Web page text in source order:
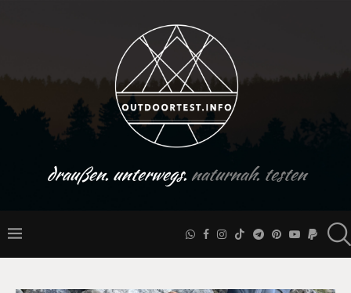
draußen. unterwegs.naturnah. testen